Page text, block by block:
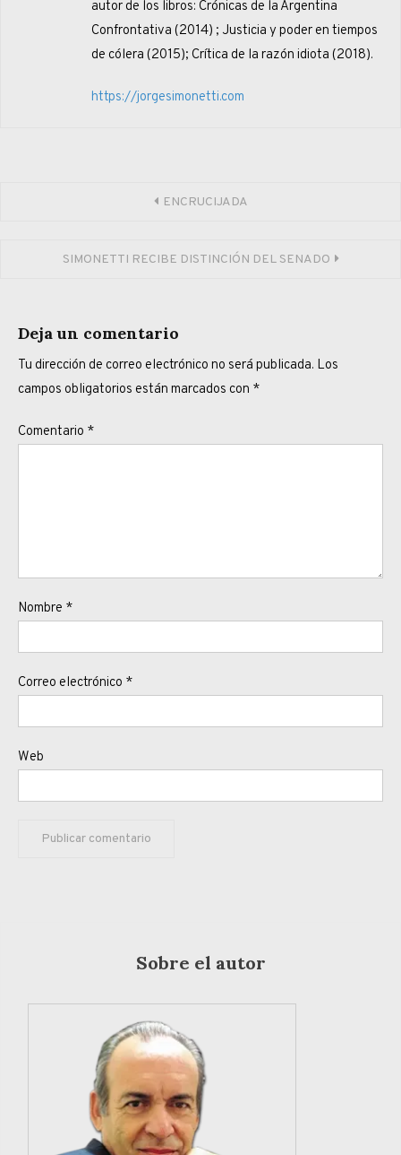
autor de los libros: Crónicas de la Argentina
Confrontativa (2014) ; Justicia y poder en tiempos
de cólera (2015); Crítica de la razón idiota (2018).
https://jorgesimonetti.com
ENCRUCIJADA
SIMONETTI RECIBE DISTINCIÓN DEL SENADO
Deja un comentario
Tu dirección de correo electrónico no será publicada. Los
campos obligatorios están marcados con *
Comentario *
Nombre *
Correo electrónico *
Web
Sobre el autor